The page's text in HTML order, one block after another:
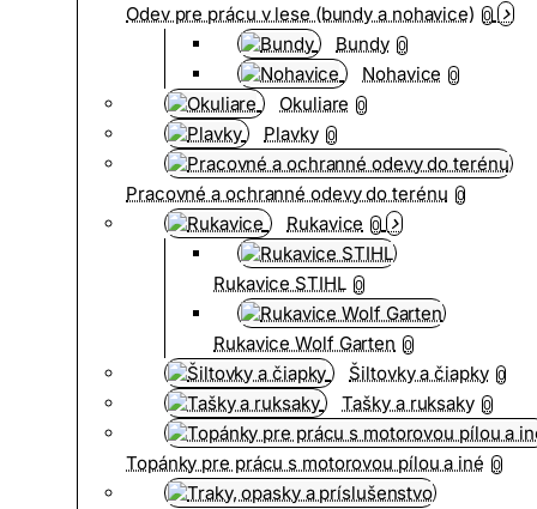
Odev pre prácu v lese (bundy a nohavice) 0
Bundy 0
Nohavice 0
Okuliare 0
Plavky 0
Pracovné a ochranné odevy do terénu 0
Rukavice 0
Rukavice STIHL 0
Rukavice Wolf Garten 0
Šiltovky a čiapky 0
Tašky a ruksaky 0
Topánky pre prácu s motorovou pílou a iné 0